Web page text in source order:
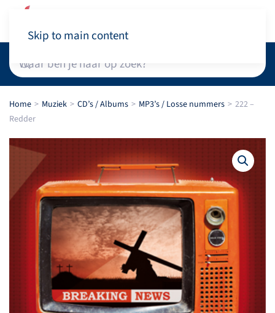
Skip to main content
Home Muziek CD’s / Albums MP3’s / Losse nummers
222 –
Redder